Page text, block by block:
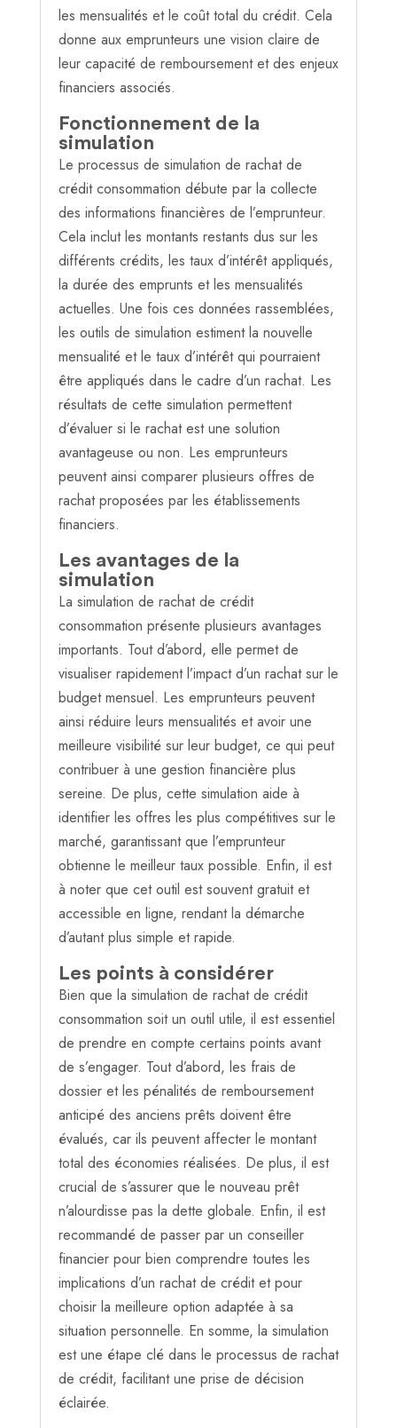
les mensualités et le coût total du crédit. Cela
donne aux emprunteurs une vision claire de
leur capacité de remboursement et des enjeux
financiers associés.
Fonctionnement de la
simulation
Le processus de simulation de rachat de
crédit consommation débute par la collecte
des informations financières de l’emprunteur.
Cela inclut les montants restants dus sur les
différents crédits, les taux d’intérêt appliqués,
la durée des emprunts et les mensualités
actuelles. Une fois ces données rassemblées,
les outils de simulation estiment la nouvelle
mensualité et le taux d’intérêt qui pourraient
être appliqués dans le cadre d’un rachat. Les
résultats de cette simulation permettent
d’évaluer si le rachat est une solution
avantageuse ou non. Les emprunteurs
peuvent ainsi comparer plusieurs offres de
rachat proposées par les établissements
financiers.
Les avantages de la
simulation
La simulation de rachat de crédit
consommation présente plusieurs avantages
importants. Tout d’abord, elle permet de
visualiser rapidement l’impact d’un rachat sur le
budget mensuel. Les emprunteurs peuvent
ainsi réduire leurs mensualités et avoir une
meilleure visibilité sur leur budget, ce qui peut
contribuer à une gestion financière plus
sereine. De plus, cette simulation aide à
identifier les offres les plus compétitives sur le
marché, garantissant que l’emprunteur
obtienne le meilleur taux possible. Enfin, il est
à noter que cet outil est souvent gratuit et
accessible en ligne, rendant la démarche
d’autant plus simple et rapide.
Les points à considérer
Bien que la simulation de rachat de crédit
consommation soit un outil utile, il est essentiel
de prendre en compte certains points avant
de s’engager. Tout d’abord, les frais de
dossier et les pénalités de remboursement
anticipé des anciens prêts doivent être
évalués, car ils peuvent affecter le montant
total des économies réalisées. De plus, il est
crucial de s’assurer que le nouveau prêt
n’alourdisse pas la dette globale. Enfin, il est
recommandé de passer par un conseiller
financier pour bien comprendre toutes les
implications d’un rachat de crédit et pour
choisir la meilleure option adaptée à sa
situation personnelle. En somme, la simulation
est une étape clé dans le processus de rachat
de crédit, facilitant une prise de décision
éclairée.